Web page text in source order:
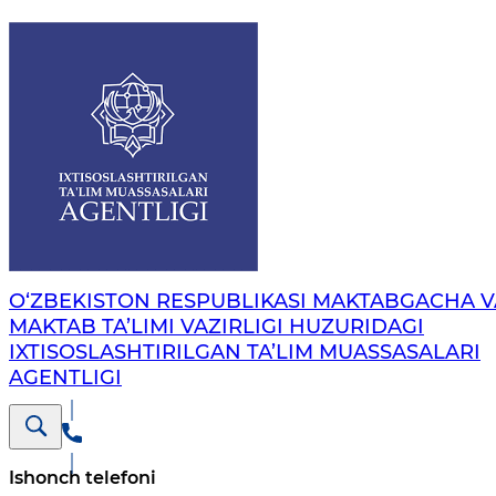
O‘ZBEKISTON RESPUBLIKASI MAKTABGACHA
MAKTAB TA’LIMI VAZIRLIGI HUZURIDAGI
IXTISOSLASHTIRILGAN TA’LIM MUASSASALARI
AGENTLIGI
Ishonch telefoni